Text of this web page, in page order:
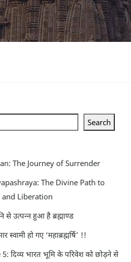
Search
The Journey of Surrender
The Divine Path to
and Liberation
से उत्पन्न हुआ है ब्रह्माण्ड
स्वामी हो गए ‘महाब्रह्मर्षि’ !!
दिव्य भारत भूमि के परिवेश को छोड़ने से